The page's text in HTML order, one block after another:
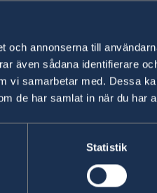
och annonserna till
även sådana identifierare
vi samarbetar med. Dessa
de har samlat in när du har
Statistik
is to represent
our values and
to promote business
investments and
represent their
a professional
and our
website of the Chamber